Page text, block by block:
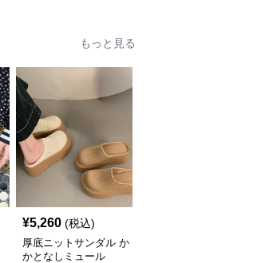
もっと見る
¥5,260 (税込)
厚底ニットサンダル か
かとなしミュール